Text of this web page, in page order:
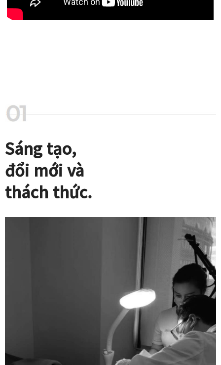
Sáng tạo,
đổi mới và
thách thức.